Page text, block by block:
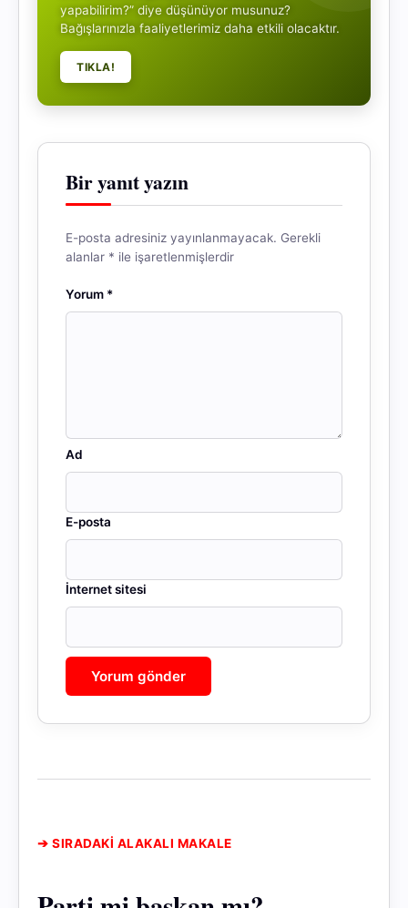
yapabilirim?” diye düşünüyor musunuz?
Bağışlarınızla faaliyetlerimiz daha etkili olacaktır.
TIKLA!
Bir yanıt yazın
E-posta adresiniz yayınlanmayacak. Gerekli
alanlar * ile işaretlenmişlerdir
Yorum *
Ad
E-posta
İnternet sitesi
➔ SIRADAKİ ALAKALI MAKALE